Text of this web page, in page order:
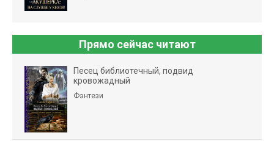
Прямо сейчас читают
Песец библиотечный, подвид
кровожадный
Фэнтези